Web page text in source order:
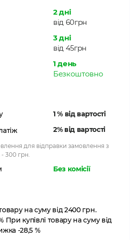
2 дні
від 60грн
3 дні
від 45грн
1 день
Безкоштовно
1 % від вартості
2% від вартості
для відправки замовлення з
300 грн.
Без комісії
на суму від 2400 грн.
При купівлі товару на суму від
-28,5 %